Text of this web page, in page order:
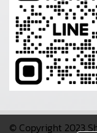
© Copyright 2023